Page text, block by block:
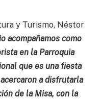
y Turismo, Néstor
acompañamos como
en la Parroquia
que es una fiesta
a disfrutarla
de la Misa, con la